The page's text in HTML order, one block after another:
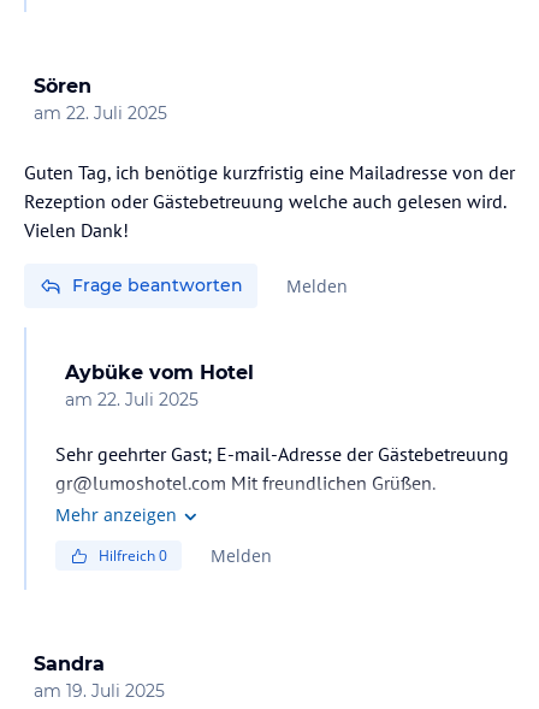
Sören
am 22. Juli 2025
Guten Tag, ich benötige kurzfristig eine Mailadresse von der
Rezeption oder Gästebetreuung welche auch gelesen wird.
Vielen Dank!
Frage beantworten Melden
Aybüke vom Hotel
am 22. Juli 2025
Sehr geehrter Gast; E-mail-Adresse der Gästebetreuung
gr@lumoshotel.com Mit freundlichen Grüßen.
Mehr anzeigen
Hilfreich0 Melden
Sandra
am 19. Juli 2025